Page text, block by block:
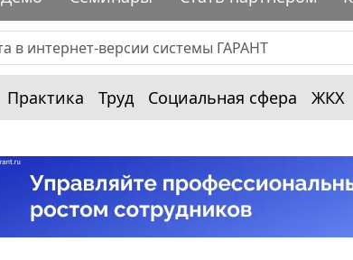
Практика Труд Социальная сфера ЖКХ